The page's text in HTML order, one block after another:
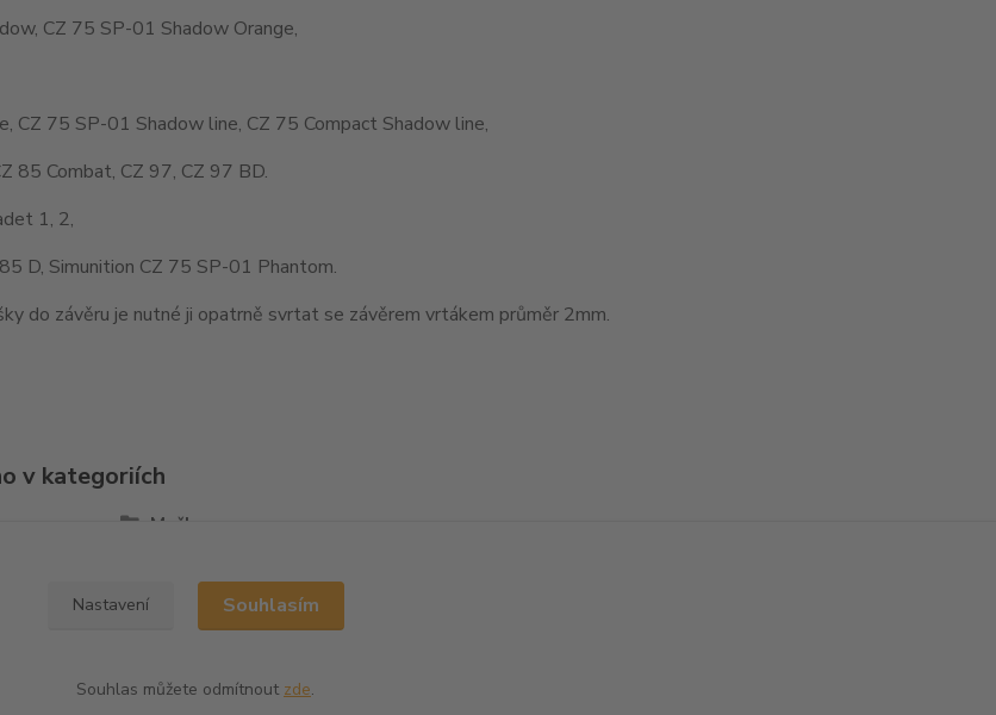
CZ 75 SP-01 Shadow Orange,
CZ 75 SP-01 Shadow line, CZ 75 Compact Shadow line,
85 Combat, CZ 97, CZ 97 BD.
1, 2,
D, Simunition CZ 75 SP-01 Phantom.
do závěru je nutné ji opatrně svrtat se závěrem vrtákem průměr 2mm.
v kategoriích
Mušky
Nastavení Souhlasím
Souhlas můžete odmítnout zde.